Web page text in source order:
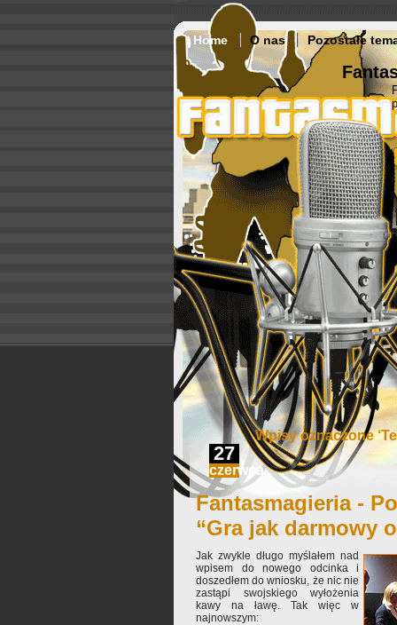
Home O nas Pozostałe
Wpisy oznaczone
27
czerwca
Fantasmagieria -
“Gra jak darmowy
Jak zwykle długo myślałem nad
wpisem do nowego odcinka i
doszedłem do wniosku, że nic nie
zastąpi swojskiego wyłożenia
kawy na ławę. Tak więc w
najnowszym: